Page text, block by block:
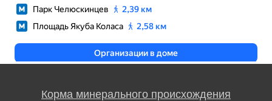
Корма минерального происхождения